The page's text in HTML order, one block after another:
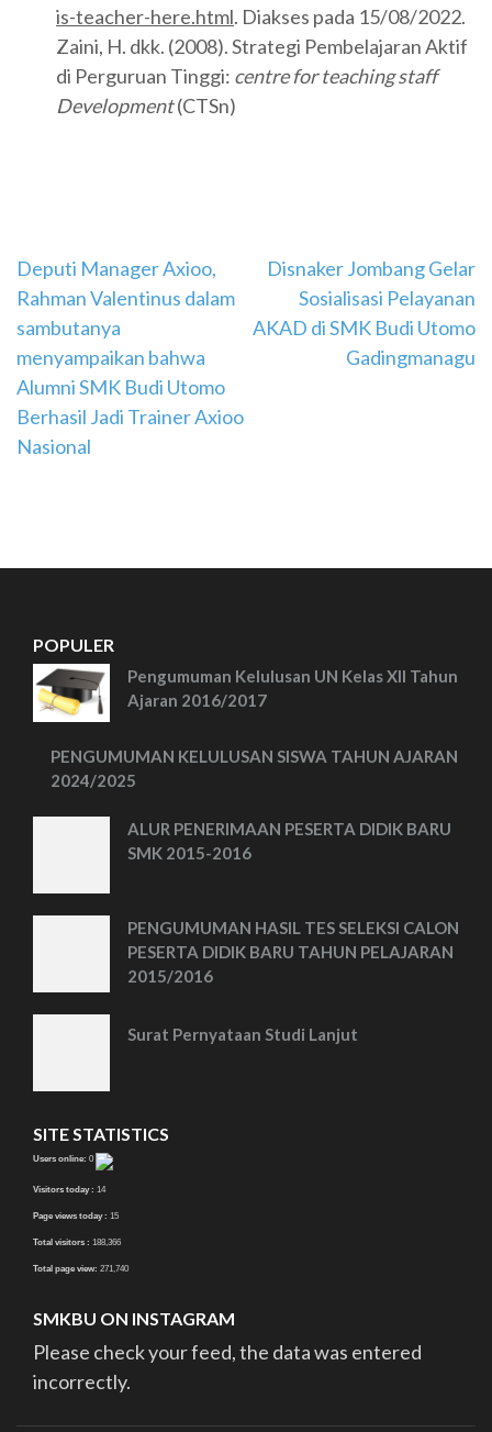
is-teacher-here.html. Diakses pada 15/08/2022.
Zaini, H. dkk. (2008). Strategi Pembelajaran Aktif
di Perguruan Tinggi: centre for teaching staff
Development(CTSn)
Navigasi
pos
Deputi Manager Axioo,
Rahman Valentinus dalam
sambutanya
menyampaikan bahwa
Alumni SMK Budi Utomo
Berhasil Jadi Trainer Axioo
Nasional
Disnaker Jombang Gelar
Sosialisasi Pelayanan
AKAD di SMK Budi Utomo
Gadingmanagu
POPULER
Pengumuman Kelulusan UN Kelas XII Tahun
Ajaran 2016/2017
PENGUMUMAN KELULUSAN SISWA TAHUN AJARAN
2024/2025
ALUR PENERIMAAN PESERTA DIDIK BARU
SMK 2015-2016
PENGUMUMAN HASIL TES SELEKSI CALON
PESERTA DIDIK BARU TAHUN PELAJARAN
2015/2016
Surat Pernyataan Studi Lanjut
SITE STATISTICS
Users online: 0
Visitors today : 14
Page views today : 15
Total visitors : 188,366
Total page view: 271,740
SMKBU ON INSTAGRAM
Please check your feed, the data was entered
incorrectly.